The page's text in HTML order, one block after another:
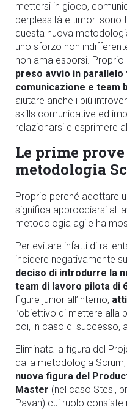
mettersi in gioco,
perplessità e timori sono
questa nuova
uno sforzo non
non ama esporsi. Proprio
preso avvio in
comunicazione e team
aiutare anche i più
skills comunicative ed
relazionarsi e esprimere
Le prime
metodologia
Proprio perché adottare
significa approcciarsi al
metodologia agile ha
Per evitare infatti di
incidere negativamente
deciso di introdurre la
team di lavoro pilota di
figure junior all’interno,
l’obiettivo di mettere
poi, in caso di successo,
Eliminata la figura del
dalla metodologia Scrum,
nuova figura del
Master (nel caso Stesi,
Pavan) cui ruolo consiste